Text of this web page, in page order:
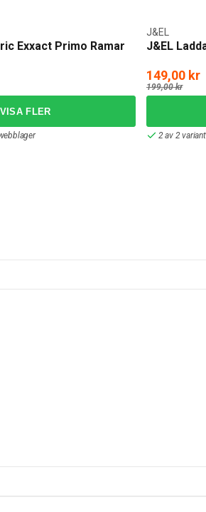
Exxact Primo Ramar J&EL
J&EL
149,00 kr
199,00 kr
2 av 2